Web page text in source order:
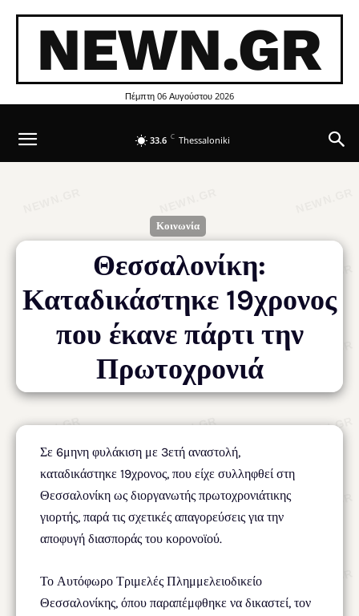
NEWN.GR
Πέμπτη 06 Αυγούστου 2026
33.6 C Thessaloniki
Κοινωνία
Θεσσαλονίκη:
Καταδικάστηκε 19χρονος
που έκανε πάρτι την
Πρωτοχρονιά
Σε 6μηνη φυλάκιση με 3ετή αναστολή,
καταδικάστηκε 19χρονος, που είχε συλληφθεί στη
Θεσσαλονίκη ως διοργανωτής πρωτοχρονιάτικης
γιορτής, παρά τις σχετικές απαγορεύσεις για την
αποφυγή διασποράς του κορονοϊού.
Το Αυτόφωρο Τριμελές Πλημμελειοδικείο
Θεσσαλονίκης, όπου παραπέμφθηκε να δικαστεί, τον